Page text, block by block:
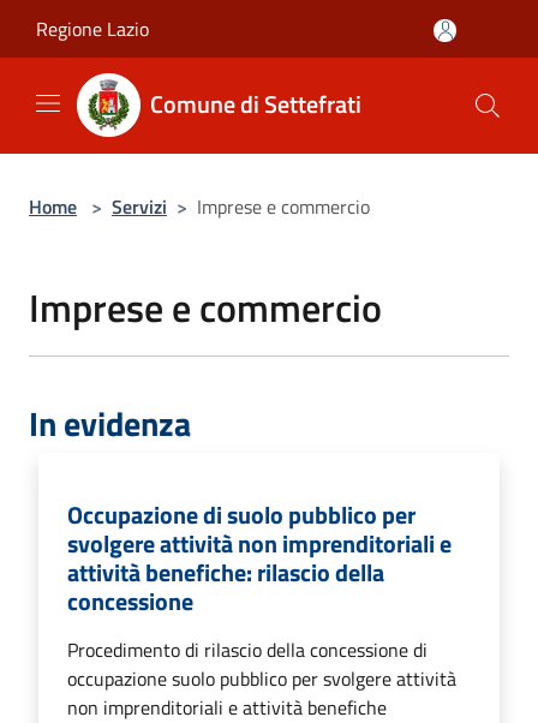
Regione Lazio
Comune di Settefrati
Home > Servizi > Imprese e commercio
Imprese e commercio
In evidenza
Occupazione di suolo pubblico per
svolgere attività non imprenditoriali e
attività benefiche: rilascio della
concessione
Procedimento di rilascio della concessione di
occupazione suolo pubblico per svolgere attività
non imprenditoriali e attività benefiche